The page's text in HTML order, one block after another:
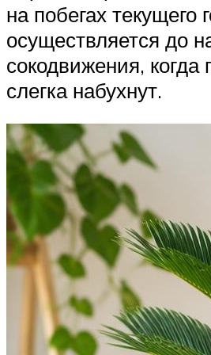
на побегах текущего
осуществляется до
сокодвижения,
слегка набухнут.